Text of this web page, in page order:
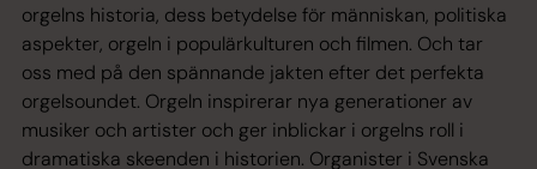
orgelns historia, dess betydelse för människan, politiska
aspekter, orgeln i populärkulturen och filmen. Och tar
oss med på den spännande jakten efter det perfekta
orgelsoundet. Orgeln inspirerar nya generationer av
musiker och artister och ger inblickar i orgelns roll i
dramatiska skeenden i historien. Organister i Svenska